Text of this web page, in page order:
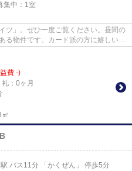
中： 1室
ツ」。ぜひ一度ご覧ください。昼間の
る物件です。カード派の方に嬉しい。
費 -)
：0ヶ月
駅 バス11分 「かくぜん」 停歩5分